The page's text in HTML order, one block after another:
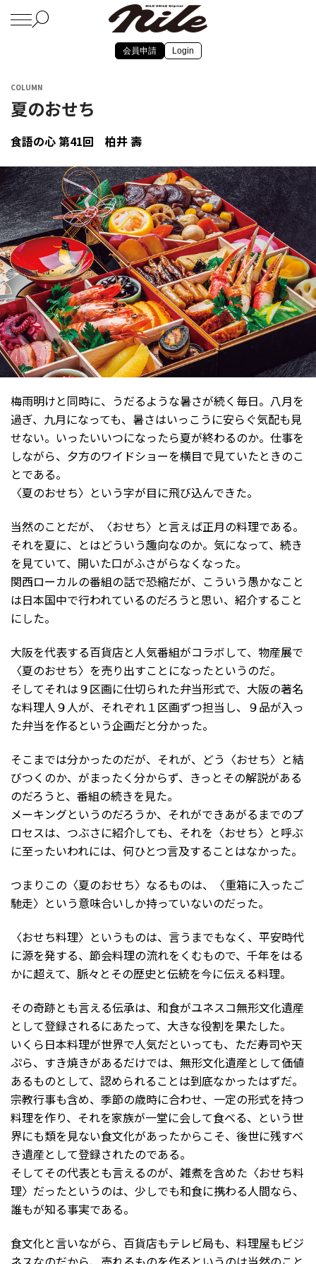
会員申請 Login
COLUMN
夏のおせち
食語の心 第41回 柏井 壽
梅雨明けと同時に、うだるような暑さが続く毎日。八月を
過ぎ、九月になっても、暑さはいっこうに安らぐ気配も見
せない。いったいいつになったら夏が終わるのか。仕事を
しながら、夕方のワイドショーを横目で見ていたときのこ
とである。
〈夏のおせち〉という字が目に飛び込んできた。
当然のことだが、〈おせち〉と言えば正月の料理である。
それを夏に、とはどういう趣向なのか。気になって、続き
を見ていて、開いた口がふさがらなくなった。
関西ローカルの番組の話で恐縮だが、こういう愚かなこと
は日本国中で行われているのだろうと思い、紹介すること
にした。
大阪を代表する百貨店と人気番組がコラボして、物産展で
〈夏のおせち〉を売り出すことになったというのだ。
そしてそれは９区画に仕切られた弁当形式で、大阪の著名
な料理人９人が、それぞれ１区画ずつ担当し、９品が入っ
た弁当を作るという企画だと分かった。
そこまでは分かったのだが、それが、どう〈おせち〉と結
びつくのか、がまったく分からず、きっとその解説がある
のだろうと、番組の続きを見た。
メーキングというのだろうか、それができあがるまでのプ
ロセスは、つぶさに紹介しても、それを〈おせち〉と呼ぶ
に至ったいわれには、何ひとつ言及することはなかった。
つまりこの〈夏のおせち〉なるものは、〈重箱に入ったご
馳走〉という意味合いしか持っていないのだった。
〈おせち料理〉というものは、言うまでもなく、平安時代
に源を発する、節会料理の流れをくむもので、千年をはる
かに超えて、脈々とその歴史と伝統を今に伝える料理。
その奇跡とも言える伝承は、和食がユネスコ無形文化遺産
として登録されるにあたって、大きな役割を果たした。
いくら日本料理が世界で人気だといっても、ただ寿司や天
ぷら、すき焼きがあるだけでは、無形文化遺産として価値
あるものとして、認められることは到底なかったはずだ。
宗教行事も含め、季節の歳時に合わせ、一定の形式を持つ
料理を作り、それを家族が一堂に会して食べる、という世
界にも類を見ない食文化があったからこそ、後世に残すべ
き遺産として登録されたのである。
そしてその代表とも言えるのが、雑煮を含めた〈おせち料
理〉だったというのは、少しでも和食に携わる人間なら、
誰もが知る事実である。
食文化と言いながら、百貨店もテレビ局も、料理屋もビジ